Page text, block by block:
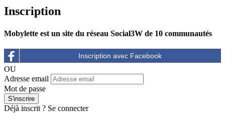
Inscription
Mobylette est un site du réseau Social3W de 10 communautés
OU
Adresse email
Mot de passe
Déjà inscrit ? Se connecter